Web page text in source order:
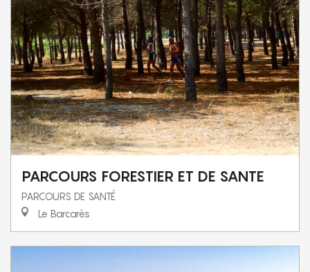
PARCOURS FORESTIER ET DE SANTE
PARCOURS DE SANTÉ
Le Barcarès